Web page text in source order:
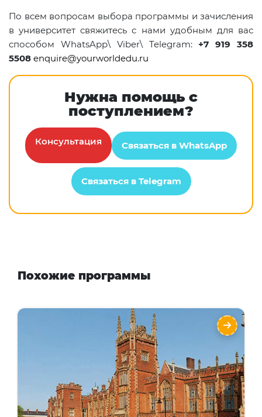
По всем вопросам выбора программы и зачисления
в университет свяжитесь с нами удобным для вас
способом WhatsApp\ Viber\ Telegram: +7 919
358
5508 enquire@yourworldedu.ru
Нужна помощь с
поступлением?
Консультация Связаться в WhatsApp
Связаться в Telegram
Похожие программы
Бакалавриат в университете Квинс
Белфаст - Queen’s University Belfast
Курсы
Языки
Направления
Foundation
Бакалавриат